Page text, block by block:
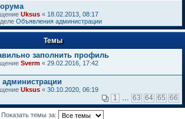
Uksus « 18.02.2013, 08:17
Объявления администрации
Темы
заполнить профиль
Sverm « 29.02.2016, 17:42
Uksus « 30.10.2020, 06:19
1 … 63 64 65 66
Показать темы за: